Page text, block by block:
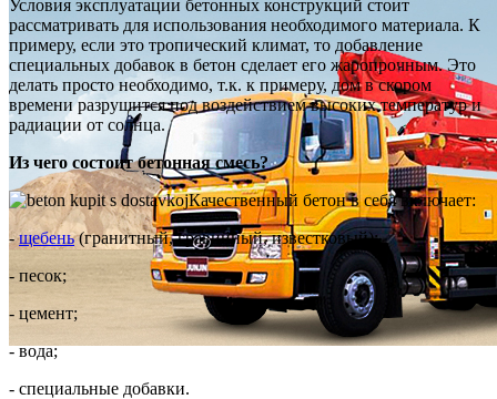
Условия эксплуатации бетонных конструкций стоит
рассматривать для использования необходимого материала. К
примеру, если это тропический климат, то добавление
специальных добавок в бетон сделает его жаропрочным. Это
делать просто необходимо, т.к. к примеру, дом в скором
времени разрушится под воздействием высоких температур и
радиации от солнца.
Из чего состоит бетонная смесь?
Качественный бетон в себя включает:
-щебень(гранитный, гравийный, известковый);
- песок;
- цемент;
- вода;
- специальные добавки.